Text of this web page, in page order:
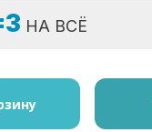
НА ВСЁ